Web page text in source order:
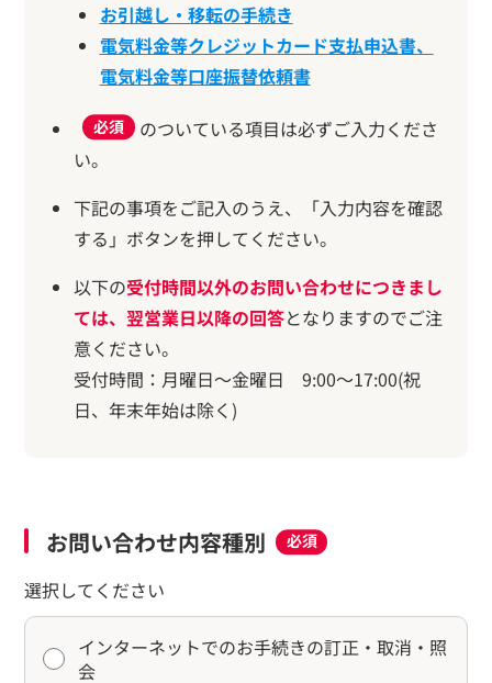
お引越し・移転の手続き
電気料金等クレジットカード支払申込書、
電気料金等口座振替依頼書
必須 のついている項目は必ずご入力くださ
い。
下記の事項をご記入のうえ、「入力内容を確認
する」ボタンを押してください。
以下の受付時間以外のお問い合わせにつきまし
ては、翌営業日以降の回答となりますのでご注
意ください。
受付時間：月曜日～金曜日 9:00～17:00(祝
日、年末年始は除く)
お問い合わせ内容種別 必須
選択してください
インターネットでのお手続きの訂正・取消・照
会